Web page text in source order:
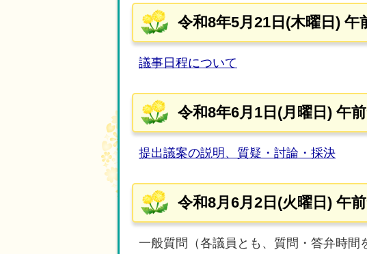
令和8年5月21日(木曜日)
議事日程について
令和8年6月1日(月曜日) 午
提出議案の説明、質疑・討論・採決
令和8月6月2日(火曜日) 午
一般質問（各議員とも、質問・答弁時間